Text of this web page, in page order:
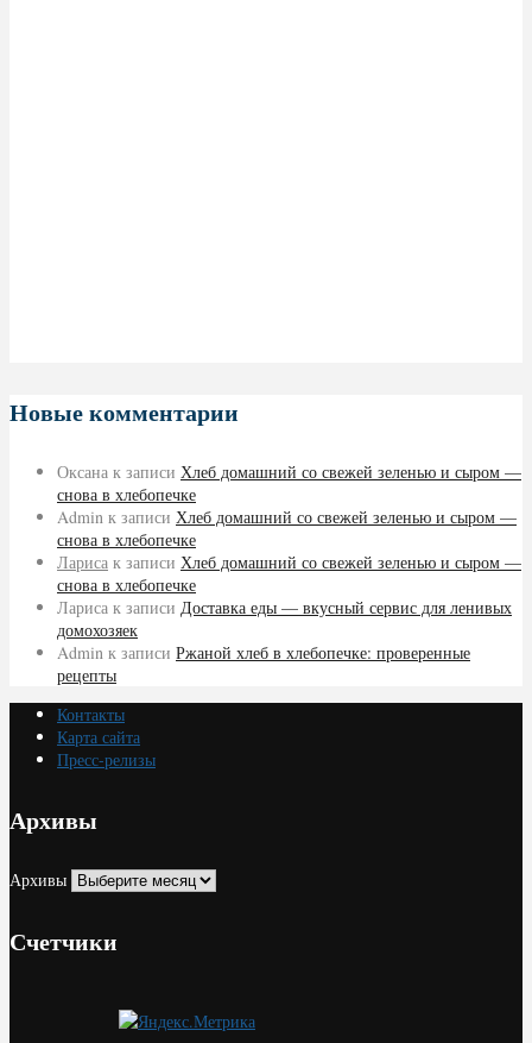
Новые комментарии
Оксана к записи Хлеб домашний со свежей зеленью и сыром —
снова в хлебопечке
Admin к записи Хлеб домашний со свежей зеленью и сыром —
снова в хлебопечке
Лариса к записи Хлеб домашний со свежей зеленью и сыром —
снова в хлебопечке
Лариса к записи Доставка еды — вкусный сервис для ленивых
домохозяек
Admin к записи Ржаной хлеб в хлебопечке: проверенные
рецепты
Контакты
Карта сайта
Пресс-релизы
Архивы
Архивы
Счетчики